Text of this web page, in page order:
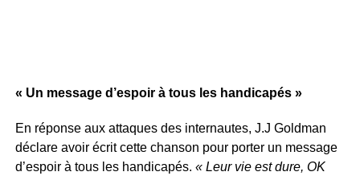
« Un message d’espoir à tous les handicapés »
En réponse aux attaques des internautes, J.J Goldman
déclare avoir écrit cette chanson pour porter un message
d’espoir à tous les handicapés. « Leur vie est dure, OK